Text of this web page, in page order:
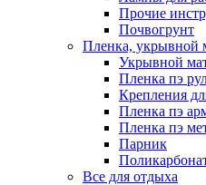
Прочие
Почвогрунт
Пленка, укрывной
Укрывной
Пленка пэ
Крепления
Пленка пэ
Пленка пэ
Парник
Все для отдыха